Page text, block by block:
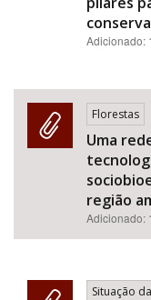
Adicionado:
Florestas
Uma
região
Adicionado:
Situação